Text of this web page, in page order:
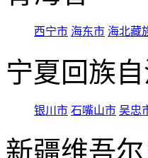
西宁市 海东市 海北藏
宁夏回族
银川市 石嘴山市 吴忠
新疆维吾